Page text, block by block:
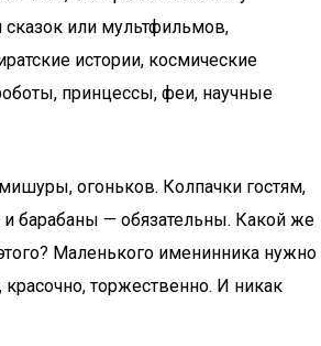
сказок или мультфильмов,
истории, космические
принцессы, феи, научные
огоньков. Колпачки гостям,
и барабаны — обязательны. Какой же
Маленького именинника нужно
красочно, торжественно. И никак